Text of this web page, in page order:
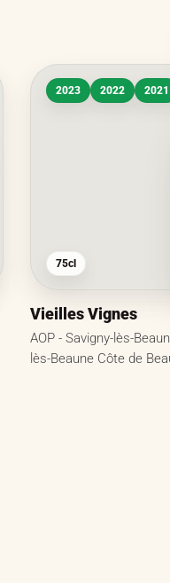
2023 2022 2021
75cl
Vieilles Vignes
AOP - Savigny-lès-
lès-Beaune Côte de